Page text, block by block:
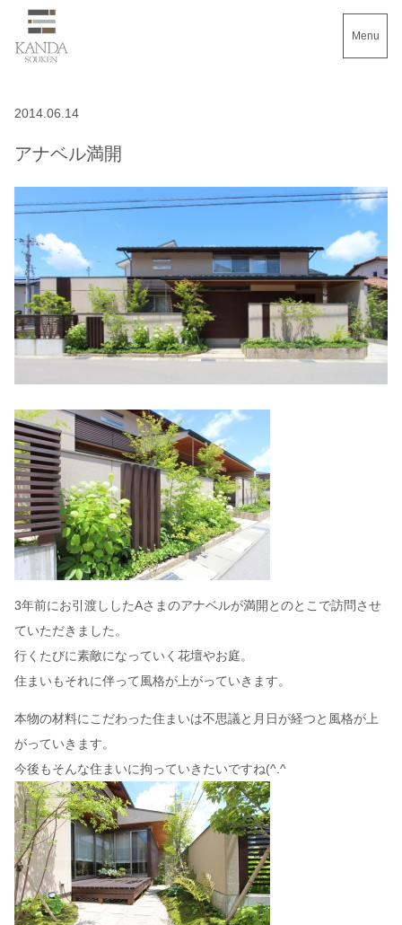
Menu
2014.06.14
アナベル満開
3年前にお引渡ししたAさまのアナベルが満開とのとこで訪問させ
ていただきました。
行くたびに素敵になっていく花壇やお庭。
住まいもそれに伴って風格が上がっていきます。
本物の材料にこだわった住まいは不思議と月日が経つと風格が上
がっていきます。
今後もそんな住まいに拘っていきたいですね(^.^